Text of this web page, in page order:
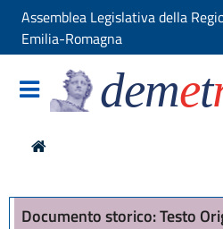
Assemblea Legislativa della
Emilia-Romagna
demet
Documento storico: Testo